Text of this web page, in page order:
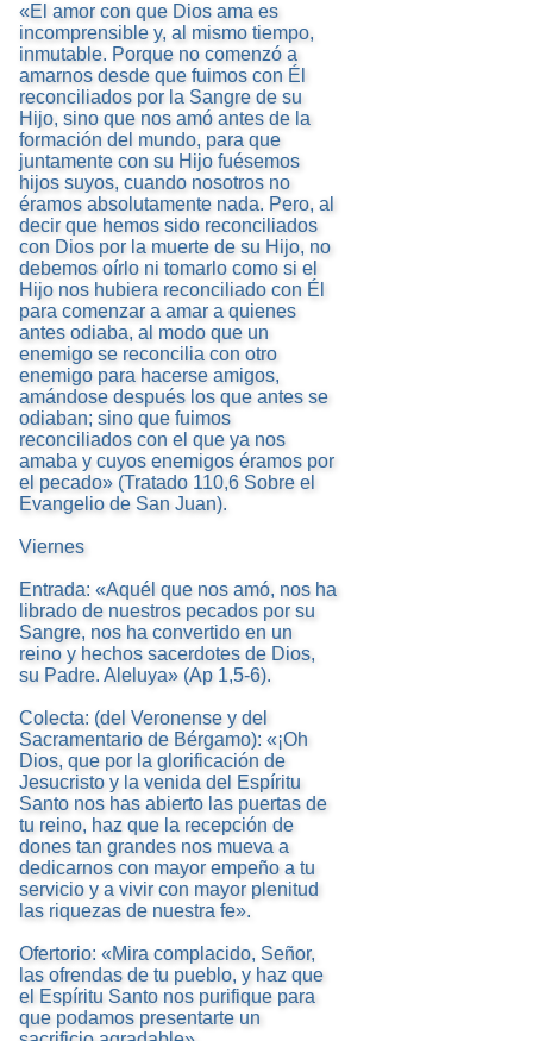
«El amor con que Dios ama es
incomprensible y, al mismo tiempo,
inmutable. Porque no comenzó a
amarnos desde que fuimos con Él
reconciliados por la Sangre de su
Hijo, sino que nos amó antes de la
formación del mundo, para que
juntamente con su Hijo fuésemos
hijos suyos, cuando nosotros no
éramos absolutamente nada. Pero, al
decir que hemos sido reconciliados
con Dios por la muerte de su Hijo, no
debemos oírlo ni tomarlo como si el
Hijo nos hubiera reconciliado con Él
para comenzar a amar a quienes
antes odiaba, al modo que un
enemigo se reconcilia con otro
enemigo para hacerse amigos,
amándose después los que antes se
odiaban; sino que fuimos
reconciliados con el que ya nos
amaba y cuyos enemigos éramos por
el pecado» (Tratado 110,6 Sobre el
Evangelio de San Juan).
Viernes
Entrada: «Aquél que nos amó, nos ha
librado de nuestros pecados por su
Sangre, nos ha convertido en un
reino y hechos sacerdotes de Dios,
su Padre. Aleluya» (Ap 1,5-6).
Colecta: (del Veronense y del
Sacramentario de Bérgamo): «¡Oh
Dios, que por la glorificación de
Jesucristo y la venida del Espíritu
Santo nos has abierto las puertas de
tu reino, haz que la recepción de
dones tan grandes nos mueva a
dedicarnos con mayor empeño a tu
servicio y a vivir con mayor plenitud
las riquezas de nuestra fe».
Ofertorio: «Mira complacido, Señor,
las ofrendas de tu pueblo, y haz que
el Espíritu Santo nos purifique para
que podamos presentarte un